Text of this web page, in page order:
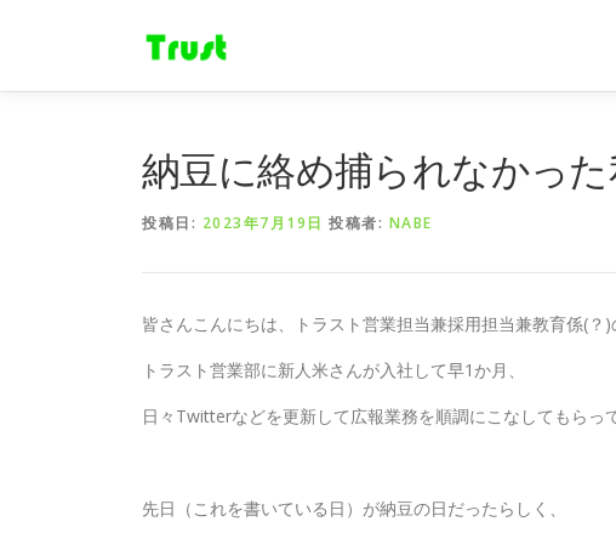
ン
納豆に絡め捕られなかっ
投稿日: 2023年7月19日 投稿者: NABE
皆さんこんにちは、トラスト営業担当兼採用担当兼教育係(？)
トラスト営業部に新人米さんが入社して早1か月、
日々Twitterなどを更新して広報業務を順調にこなしてもらっ
先日（これを書いている日）が納豆の日だったらしく、